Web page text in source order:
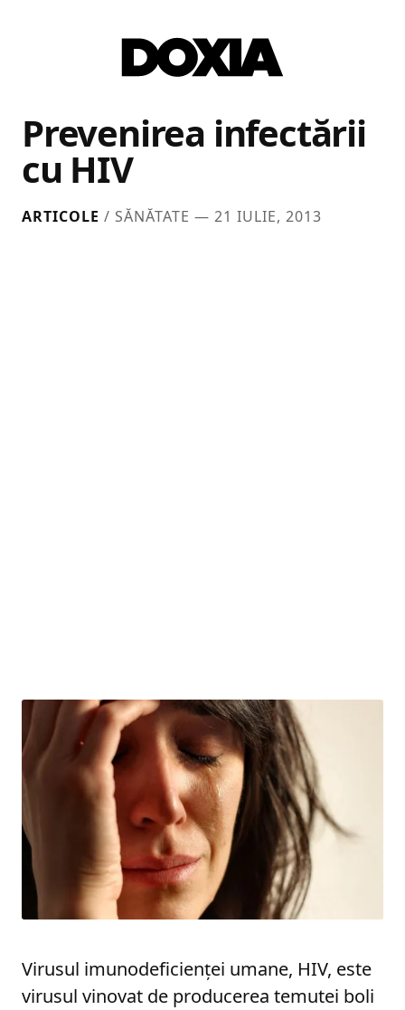
Prevenirea infectării
cu HIV
ARTICOLE / SĂNĂTATE — 21 IULIE, 2013
Virusul imunodeficienței umane, HIV, este
virusul vinovat de producerea temutei boli